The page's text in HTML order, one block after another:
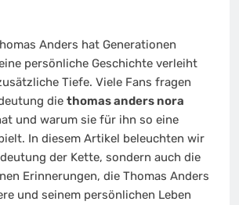
Anders hat Generationen
persönliche Geschichte verleiht
Tiefe. Viele Fans fragen
die thomas anders nora
und warum sie für ihn so eine
In diesem Artikel beleuchten wir
der Kette, sondern auch die
Erinnerungen, die Thomas Anders
und seinem persönlichen Leben